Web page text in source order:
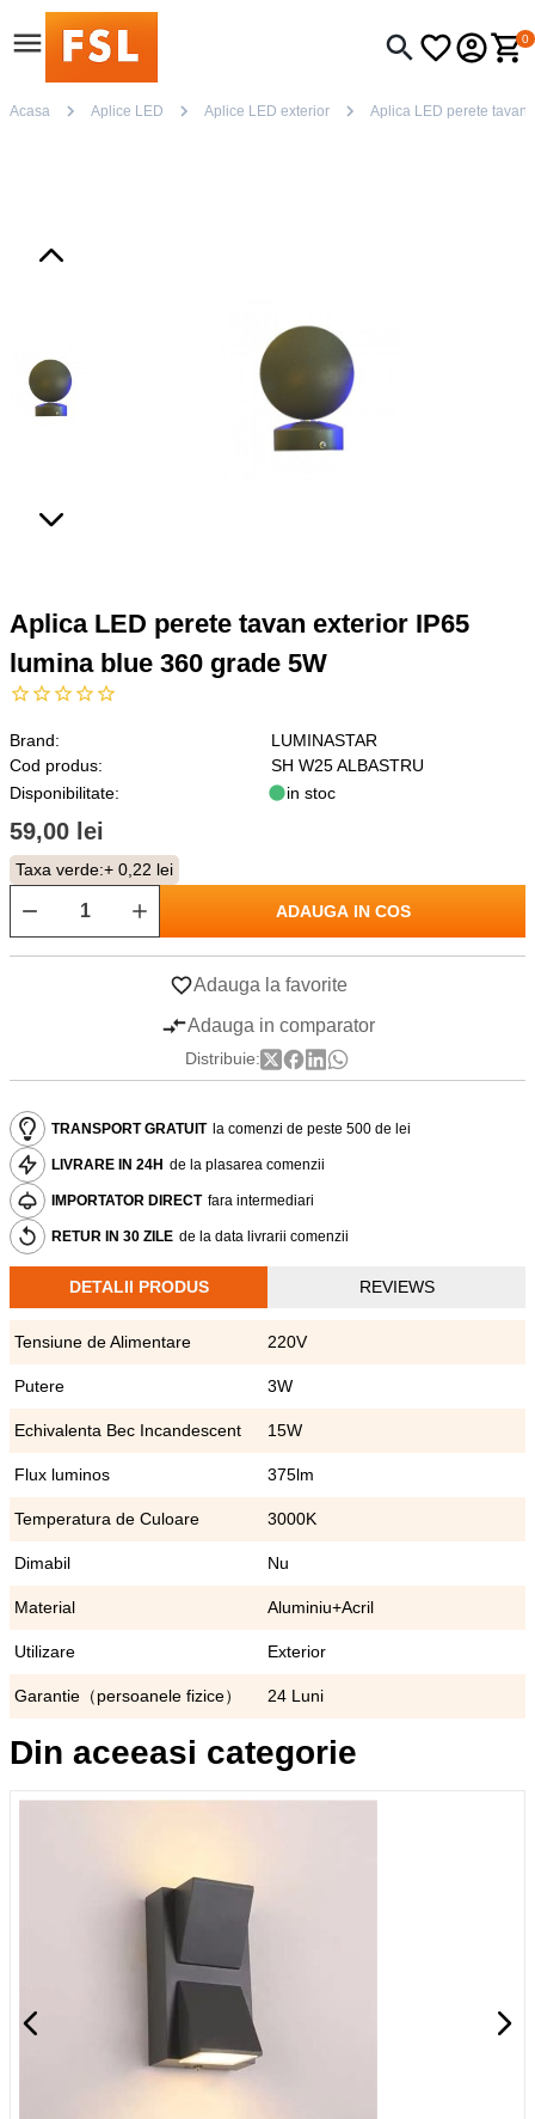
0
Acasa Aplice LED Aplice LED exterior Aplica LED perete tavan
Aplica LED perete tavan exterior IP65
lumina blue 360 grade 5W
Brand:
LUMINASTAR
Cod produs:
SH W25 ALBASTRU
Disponibilitate:
in stoc
59,00 lei
Taxa verde:+ 0,22 lei
ADAUGA IN COS
Adauga la favorite
Adauga in comparator
Distribuie:
TRANSPORT GRATUIT la comenzi de peste 500 de lei
LIVRARE IN 24H de la plasarea comenzii
IMPORTATOR DIRECT fara intermediari
RETUR IN 30 ZILE de la data livrarii comenzii
DETALII PRODUS REVIEWS
Tensiune de Alimentare 220V
Putere 3W
Echivalenta Bec Incandescent 15W
Flux luminos 375lm
Temperatura de Culoare 3000K
Dimabil Nu
Material Aluminiu+Acril
Utilizare Exterior
Garantie（persoanele fizice） 24 Luni
Din aceeasi categorie